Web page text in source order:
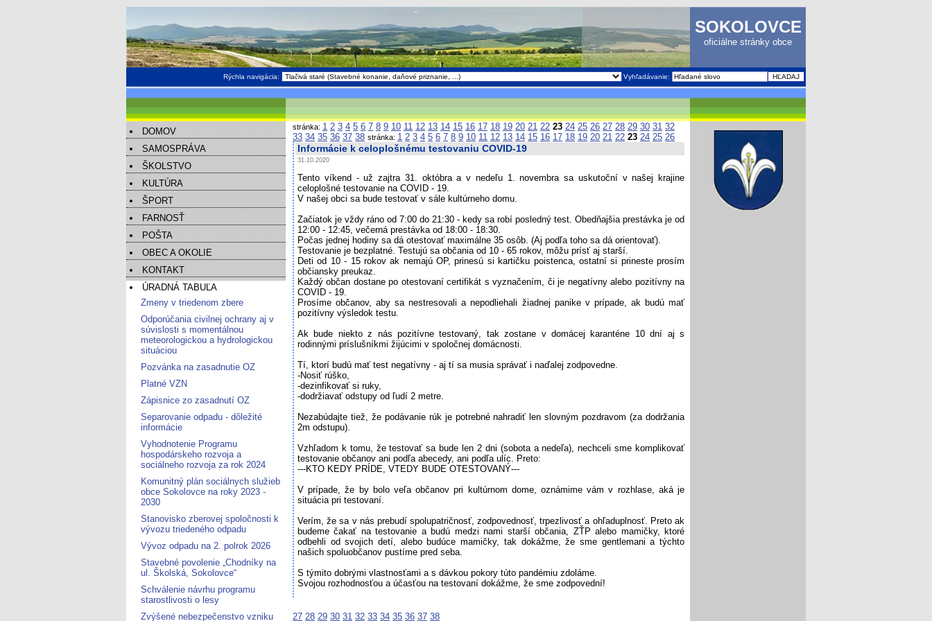
SOKOLOVCE
oficiálne stránky obce
Vyhľadávanie:
Rýchla navigácia:
DOMOV
SAMOSPRÁVA
ŠKOLSTVO
KULTÚRA
ŠPORT
FARNOSŤ
POŠTA
OBEC A OKOLIE
KONTAKT
ÚRADNÁ TABUĽA
Zmeny v triedenom zbere
Odporúčania civilnej ochrany aj v
súvislosti s momentálnou
meteorologickou a hydrologickou
situáciou
Pozvánka na zasadnutie OZ
Platné VZN
Zápisnice zo zasadnutí OZ
Separovanie odpadu - dôležité
informácie
Vyhodnotenie Programu
hospodárskeho rozvoja a
sociálneho rozvoja za rok 2024
Komunitný plán sociálnych služieb
obce Sokolovce na roky 2023 -
2030
Stanovisko zberovej spoločnosti k
vývozu triedeného odpadu
Vývoz odpadu na 2. polrok 2026
Stavebné povolenie „Chodníky na
ul. Školská, Sokolovce“
Schválenie návrhu programu
starostlivosti o lesy
Zvýšené nebezpečenstvo vzniku
stránka: 1 2 3 4 5 6 7 8 9 10 11 12 13 14 15 16 17 18 19 20 21 22 23 24 25 26 27 28 29 30 31 32
33 34 35 36 37 38
Informácie k celoplošnému testovaniu COVID-19
31.10.2020
Tento víkend - už zajtra 31. októbra a v nedeľu 1. novembra sa uskutoční v našej krajine
celoplošné testovanie na COVID - 19.
V našej obci sa bude testovať v sále kultúrneho domu.
Začiatok je vždy ráno od 7:00 do 21:30 - kedy sa robí posledný test. Obedňajšia prestávka je od
12:00 - 12:45, večerná prestávka od 18:00 - 18:30.
Počas jednej hodiny sa dá otestovať maximálne 35 osôb. (Aj podľa toho sa dá orientovať).
Testovanie je bezplatné. Testujú sa občania od 10 - 65 rokov, môžu prísť aj starší.
Deti od 10 - 15 rokov ak nemajú OP, prinesú si kartičku poistenca, ostatní si prineste prosím
občiansky preukaz.
Každý občan dostane po otestovaní certifikát s vyznačením, či je negatívny alebo pozitívny na
COVID - 19.
Prosíme občanov, aby sa nestresovali a nepodliehali žiadnej panike v prípade, ak budú mať
pozitívny výsledok testu.
Ak bude niekto z nás pozitívne testovaný, tak zostane v domácej karanténe 10 dní aj s
rodinnými príslušníkmi žijúcimi v spoločnej domácnosti.
Tí, ktorí budú mať test negatívny - aj tí sa musia správať i naďalej zodpovedne.
-Nosiť rúško,
-dezinfikovať si ruky,
-dodržiavať odstupy od ľudí 2 metre.
Nezabúdajte tiež, že podávanie rúk je potrebné nahradiť len slovným pozdravom (za dodržania
2m odstupu).
Vzhľadom k tomu, že testovať sa bude len 2 dni (sobota a nedeľa), nechceli sme komplikovať
testovanie občanov ani podľa abecedy, ani podľa ulíc. Preto:
---KTO KEDY PRÍDE, VTEDY BUDE OTESTOVANÝ---
V prípade, že by bolo veľa občanov pri kultúrnom dome, oznámime vám v rozhlase, aká je
situácia pri testovaní.
Verím, že sa v nás prebudí spolupatričnosť, zodpovednosť, trpezlivosť a ohľaduplnosť. Preto ak
budeme čakať na testovanie a budú medzi nami starší občania, ZŤP alebo mamičky, ktoré
odbehli od svojich detí, alebo budúce mamičky, tak dokážme, že sme gentlemani a týchto
našich spoluobčanov pustíme pred seba.
S týmito dobrými vlastnosťami a s dávkou pokory túto pandémiu zdoláme.
Svojou rozhodnosťou a účasťou na testovaní dokážme, že sme zodpovední!
stránka: 1 2 3 4 5 6 7 8 9 10 11 12 13 14 15 16 17 18 19 20 21 22 23 24 25 26
27 28 29 30 31 32 33 34 35 36 37 38